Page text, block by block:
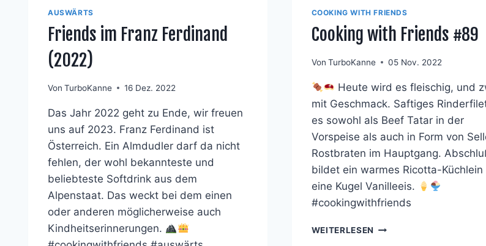
AUSWÄRTS
Friends im Franz Ferdinand
(2022)
Von TurboKanne 16 Dez. 2022
Das Jahr 2022 geht zu Ende, wir freuen
uns auf 2023. Franz Ferdinand ist
Österreich. Ein Almdudler darf da nicht
fehlen, der wohl bekannteste und
beliebteste Softdrink aus dem
Alpenstaat. Das weckt bei dem einen
oder anderen möglicherweise auch
Kindheitserinnerungen.
COOKING WITH FRIENDS
Cooking with Friends #89
Von TurboKanne 05 Nov. 2022
Heute wird es fleischig, und
mit Geschmack. Saftiges
es sowohl als Beef Tatar in der
Vorspeise als auch in Form von
Rostbraten im Hauptgang.
bildet ein warmes Ricotta-Küchlein
eine Kugel Vanilleeis.
#cookingwithfriends
WEITERLESEN COOKING